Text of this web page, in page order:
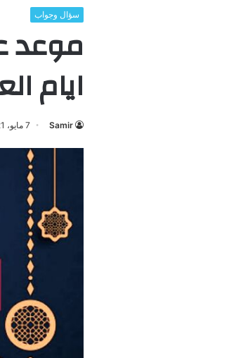
سؤال وجواب
ايام
Samir 7 مايو، 2021